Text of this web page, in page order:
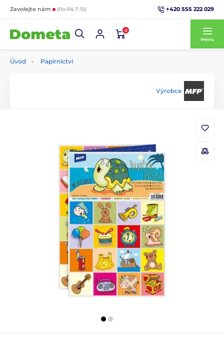
Zavolejte nám (Po-Pá 7-15) +420 555 222 029
0
Menu
Úvod Papírnictví
Výrobce